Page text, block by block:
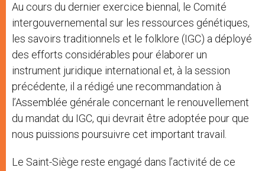
Au cours du dernier exercice biennal, le Comité
intergouvernemental sur les ressources génétiques,
les savoirs traditionnels et le folklore (IGC) a déployé
des efforts considérables pour élaborer un
instrument juridique international et, à la session
précédente, il a rédigé une recommandation à
l’Assemblée générale concernant le renouvellement
du mandat du IGC, qui devrait être adoptée pour que
nous puissions poursuivre cet important travail.
Le Saint-Siège reste engagé dans l’activité de ce